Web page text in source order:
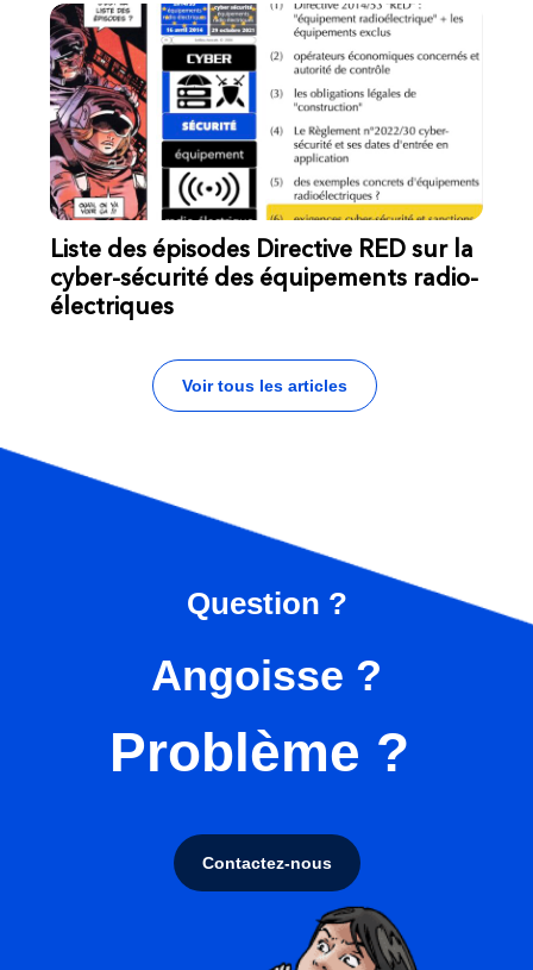
Liste des épisodes Directive RED sur la
cyber-sécurité des équipements radio-
électriques
Voir tous les articles
Question ?
Angoisse ?
Problème ?
Contactez-nous